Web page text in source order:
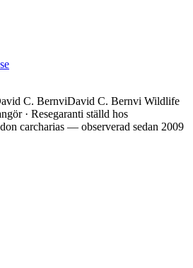
C. BernviDavid C. Bernvi Wildlife
· Resegaranti ställd hos
carcharias — observerad sedan 2009